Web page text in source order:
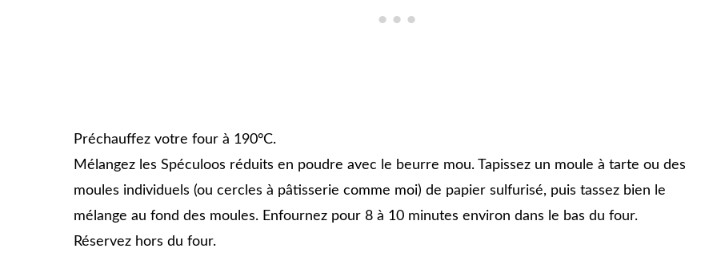
Préchauffez votre four à 190°C.
Mélangez les Spéculoos réduits en poudre avec le beurre mou. Tapissez un moule à tarte ou des
moules individuels (ou cercles à pâtisserie comme moi) de papier sulfurisé, puis tassez bien le
mélange au fond des moules. Enfournez pour 8 à 10 minutes environ dans le bas du four.
Réservez hors du four.